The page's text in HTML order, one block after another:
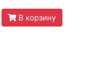
В корзину